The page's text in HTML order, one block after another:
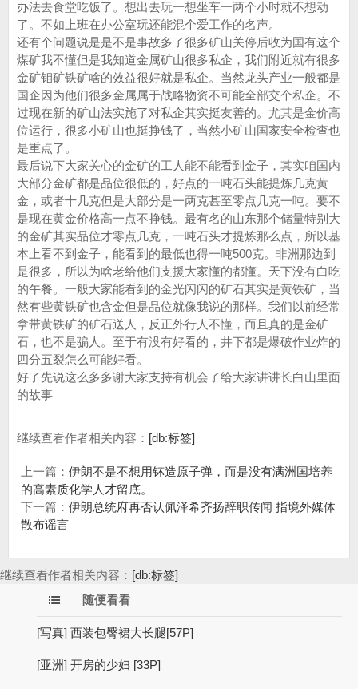
办法去食堂吃饭了。想出去玩一想坐车一两个小时就不想动
了。不如上班在办公室玩还能混个爱工作的名声。
还有个问题说是是不是事故多了很多矿山关停后收为国有这个
煤矿我不懂但是我知道金属矿山很多私企，我们附近就有很多
金矿钼矿铁矿啥的效益很好就是私企。当然龙头产业一般都是
国企因为他们很多金属属于战略物资不可能全部交个私企。不
过现在新的矿山法实施了对私企其实挺友善的。尤其是金价高
位运行，很多小矿山也挺挣钱了，当然小矿山国家安全检查也
是重点了。
最后说下大家关心的金矿的工人能不能看到金子，其实咱国内
大部分金矿都是品位很低的，好点的一吨石头能提炼几克黄
金，或者十几克但是大部分是一两克甚至零点几克一吨。要不
是现在黄金价格高一点不挣钱。最有名的山东那个储量特别大
的金矿其实品位才零点几克，一吨石头才提炼那么点，所以基
本上看不到金子，能看到的最低也得一吨500克。非洲那边到
是很多，所以为啥老给他们支援大家懂的都懂。天下没有白吃
的午餐。一般大家能看到的金光闪闪的矿石其实是黄铁矿，当
然有些黄铁矿也含金但是品位就像我说的那样。我们以前经常
拿带黄铁矿的矿石送人，反正外行人不懂，而且真的是金矿
石，也不是骗人。至于有没有好看的，井下都是爆破作业炸的
四分五裂怎么可能好看。
好了先说这么多多谢大家支持有机会了给大家讲讲长白山里面
的故事
继续查看作者相关内容： [db:标签]
上一篇： 伊朗不是不想用钚造原子弹，而是没有满洲国培养
的高素质化学人才留底。
下一篇： 伊朗总统府再否认佩泽希齐扬辞职传闻 指境外媒体
散布谣言
继续查看作者相关内容： [db:标签]
随便看看
[写真] 西装包臀裙大长腿[57P]
[亚洲] 开房的少妇 [33P]